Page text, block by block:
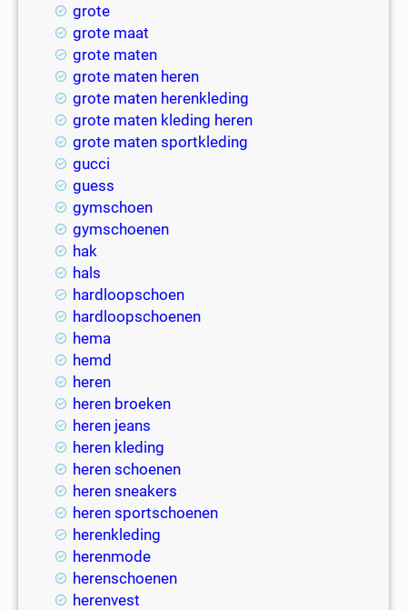
grote
grote maat
grote maten
grote maten heren
grote maten herenkleding
grote maten kleding heren
grote maten sportkleding
gucci
guess
gymschoen
gymschoenen
hak
hals
hardloopschoen
hardloopschoenen
hema
hemd
heren
heren broeken
heren jeans
heren kleding
heren schoenen
heren sneakers
heren sportschoenen
herenkleding
herenmode
herenschoenen
herenvest